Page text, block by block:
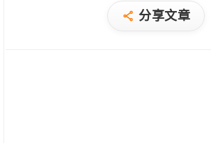
分享文章